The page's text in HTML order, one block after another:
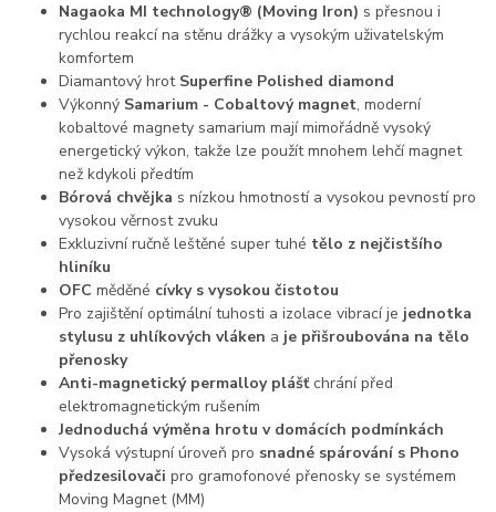
Nagaoka MI technology® (Moving Iron) s přesnou i
rychlou reakcí na stěnu drážky a vysokým uživatelským
komfortem
Diamantový hrot Superfine Polished diamond
Výkonný Samarium - Cobaltový magnet, moderní
kobaltové magnety samarium mají mimořádně vysoký
energetický výkon, takže lze použít mnohem lehčí magnet
než kdykoli předtím
Bórová chvějka s nízkou hmotností a vysokou pevností pro
vysokou věrnost zvuku
Exkluzivní ručně leštěné super tuhé tělo z nejčistšího
hliníku
OFC měděné cívky s vysokou čistotou
Pro zajištění optimální tuhosti a izolace vibrací je jednotka
stylusu z uhlíkových vláken a je přišroubována na tělo
přenosky
Anti-magnetický permalloy plášťchrání před
elektromagnetickým rušením
Jednoduchá výměna hrotu v domácích podmínkách
Vysoká výstupní úroveň pro snadné spárování s Phono
předzesilovači pro gramofonové přenosky se systémem
Moving Magnet (MM)